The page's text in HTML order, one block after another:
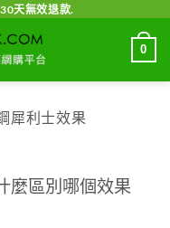
天無效退款.
0
犀利士效果
麼區別哪個效果